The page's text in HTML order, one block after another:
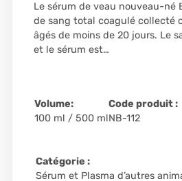
Le sérum de veau nouveau-né
de sang total coagulé collecté
âgés de moins de 20 jours. Le
et le sérum est…
Volume:
100 ml / 500 ml
Code produit :
NB-112
Catégorie :
Sérum et Plasma d’autres